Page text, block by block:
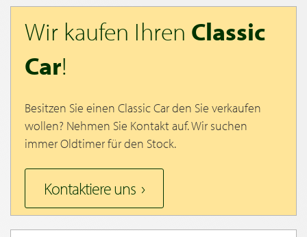
Wir kaufen Ihren Classic
Car!
Besitzen Sie einen Classic Car den Sie verkaufen
wollen? Nehmen Sie Kontakt auf. Wir suchen
immer Oldtimer für den Stock.
Kontaktiere uns